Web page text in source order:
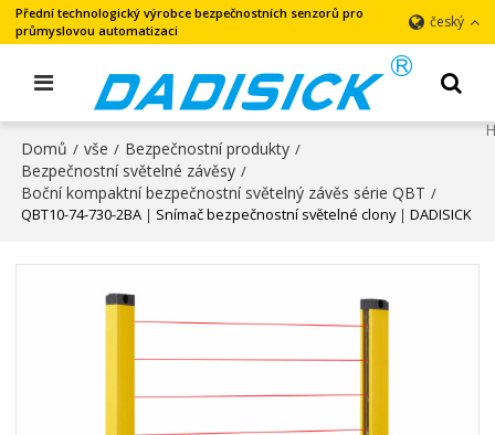
Přední technologický výrobce bezpečnostních senzorů pro
průmyslovou automatizaci
český
Domů / vše / Bezpečnostní produkty /
Bezpečnostní světelné závěsy /
Boční kompaktní bezpečnostní světelný závěs série QBT /
QBT10-74-730-2BA｜Snímač bezpečnostní světelné clony｜DADISICK